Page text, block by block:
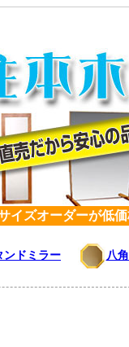
イズオーダーが低
ンドミラー 八